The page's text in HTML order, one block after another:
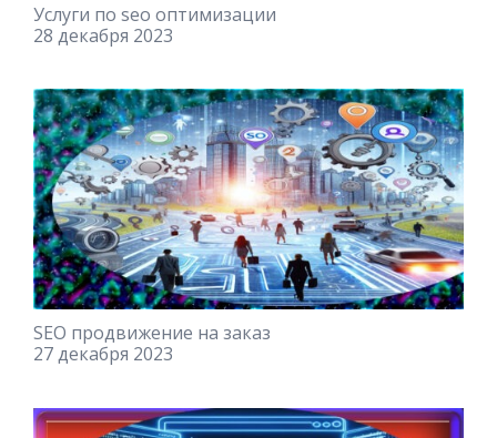
Услуги по seo оптимизации
28 декабря 2023
SEO продвижение на заказ
27 декабря 2023